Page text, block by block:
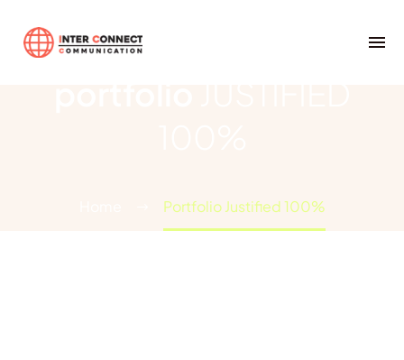
Portfolio Justified 100%